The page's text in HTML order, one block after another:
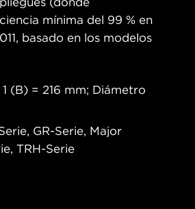
mínima del 99 % en
basado en los modelos
(B) = 216 mm; Diámetro
GR-Serie, Major
TRH-Serie